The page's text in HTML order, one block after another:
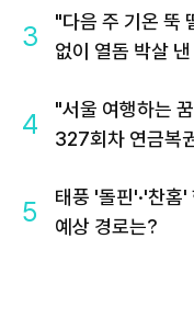
3
"다음 주 기온 뚝
없이 열돔 박살
4
"서울 여행하는
327회차 연금복
5
태풍 '돌핀'·'찬홈
예상 경로는?